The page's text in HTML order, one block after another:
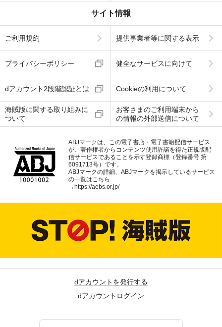
サイト情報
ご利用規約 提供事業者等に関する表示
プライバシーポリシー 健全なサービスに向けて
dアカウント2段階認証とは Cookieの利用について
海賊版に関する取り組みに
ついて
お客さまのご利用端末から
の情報の外部送信について
ABJマークは、この電子書店・電子書籍配信サービス
が、著作権者からコンテンツ使用許諾を得た正規版配
信サービスであることを示す登録商標（登録番号 第
6091713号）です。
ABJマークの詳細、ABJマークを掲示しているサービス
の一覧はこちら
→ https://aebs.or.jp/
dアカウントを発行する
dアカウントログイン